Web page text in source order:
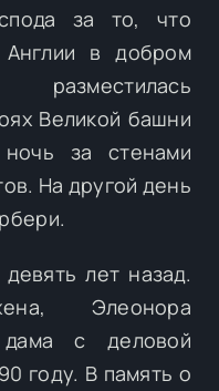
за то, что
в добром
разместилась
Великой башни
за стенами
На другой день
лет назад.
Элеонора
дама с деловой
году. В память о